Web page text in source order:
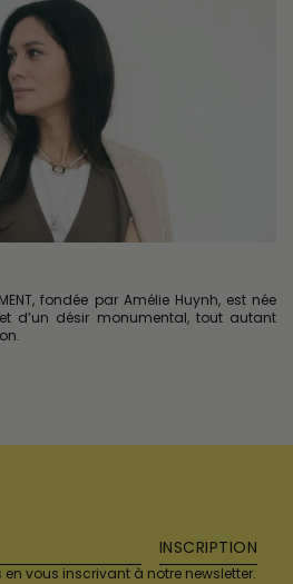
fondée par Amélie Huynh, est née
d’un désir monumental, tout autant
INSCRIPTION
vous inscrivant à notre newsletter.